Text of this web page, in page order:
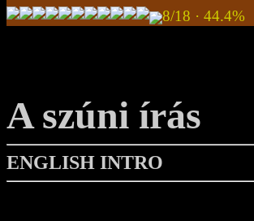
8/18 · 44.4%
A szúni írás
ENGLISH INTRO